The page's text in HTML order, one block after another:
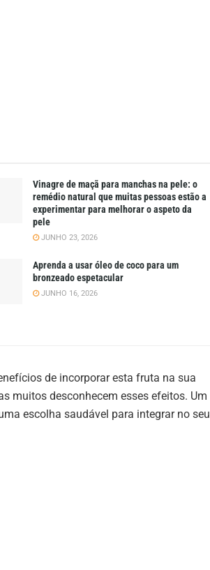
Vinagre de maçã para manchas na pele: o
remédio natural que muitas pessoas estão a
experimentar para melhorar o aspeto da
pele
JUNHO 23, 2026
Aprenda a usar óleo de coco para um
bronzeado espetacular
JUNHO 16, 2026
de incorporar esta fruta na sua
muitos desconhecem esses efeitos. Um
escolha saudável para integrar no seu